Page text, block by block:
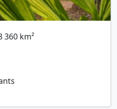
360 km²